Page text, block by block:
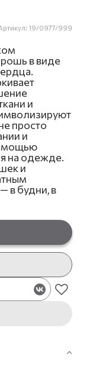
19/0977/999
в виде
и
просто
и
на одежде.
и
в будни, в